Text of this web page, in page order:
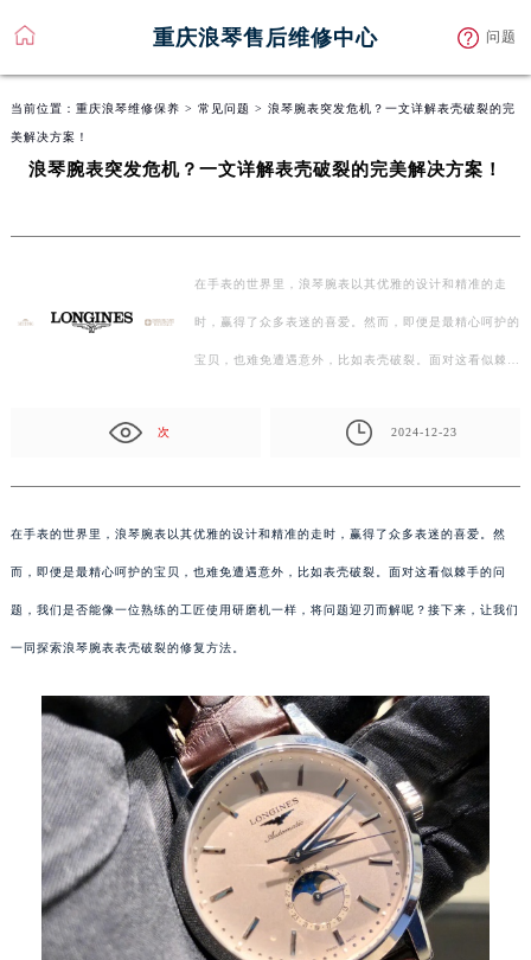
重庆浪琴售后维修中心 问题
当前位置： 重庆浪琴维修保养 > 常见问题 > 浪琴腕表突发危机？一文详解表壳破裂的完
美解决方案！
浪琴腕表突发危机？一文详解表壳破裂的完美解决方案！
在手表的世界里，浪琴腕表以其优雅的设计和精准的走
时，赢得了众多表迷的喜爱。然而，即便是最精心呵护的
宝贝，也难免遭遇意外，比如表壳破裂。面对这看似棘手
次 2024-12-23
在手表的世界里，浪琴腕表以其优雅的设计和精准的走时，赢得了众多表迷的喜爱。然
而，即便是最精心呵护的宝贝，也难免遭遇意外，比如表壳破裂。面对这看似棘手的问
题，我们是否能像一位熟练的工匠使用研磨机一样，将问题迎刃而解呢？接下来，让我们
一同探索浪琴腕表表壳破裂的修复方法。